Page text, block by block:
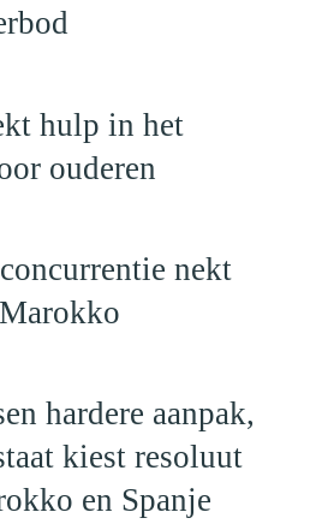
hulp in het
ouderen
nekt
hardere aanpak,
kiest resoluut
en Spanje